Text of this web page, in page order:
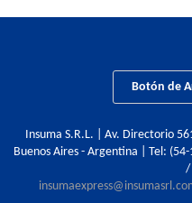
Botón de
Insuma S.R.L. | Av. Directorio
Buenos Aires - Argentina | Tel:
/